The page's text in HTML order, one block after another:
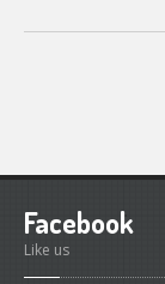
Facebook
Like us